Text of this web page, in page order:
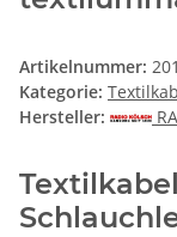
Artikelnummer:
Kategorie:
Hersteller: